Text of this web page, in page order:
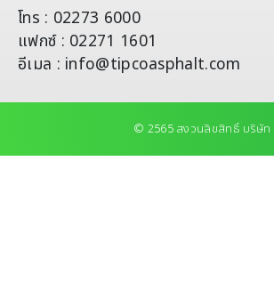
โทร : 02273 6000
แฟกซ์ : 02271 1601
อีเมล : info@tipcoasphalt.com
© 2565 สงวนลิขสิทธิ์ บริษัท